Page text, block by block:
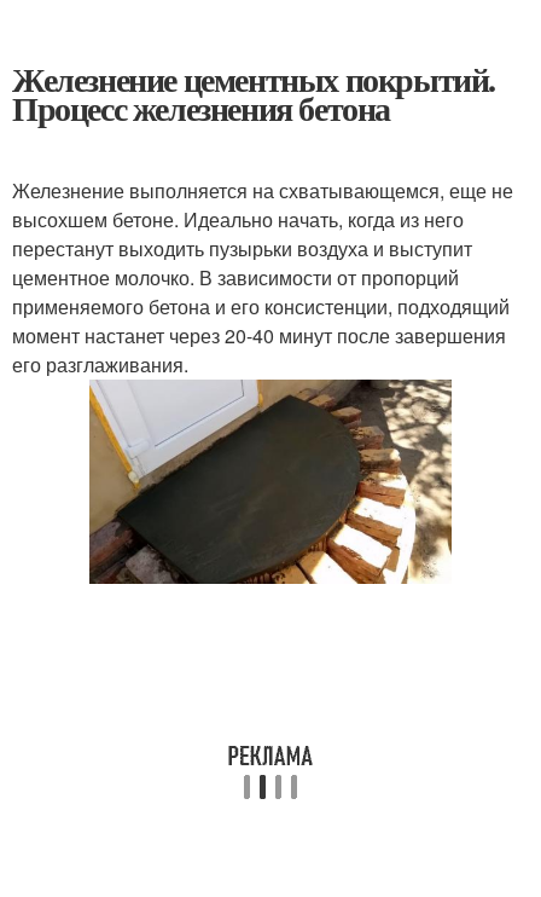
Железнение цементных покрытий.
Процесс железнения бетона
Железнение выполняется на схватывающемся, еще не
высохшем бетоне. Идеально начать, когда из него
перестанут выходить пузырьки воздуха и выступит
цементное молочко. В зависимости от пропорций
применяемого бетона и его консистенции, подходящий
момент настанет через 20-40 минут после завершения
его разглаживания.